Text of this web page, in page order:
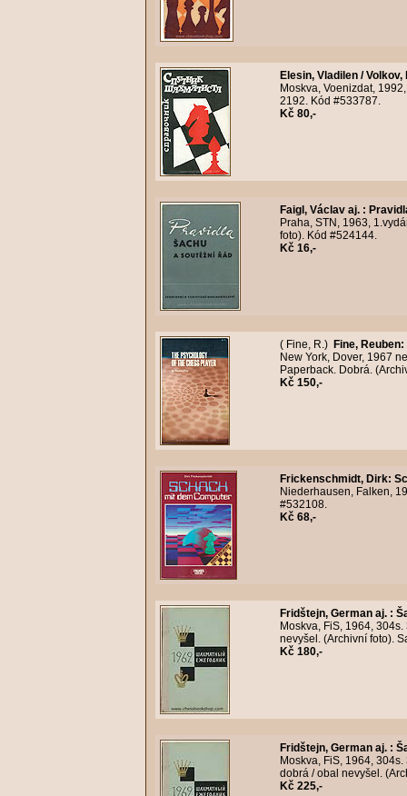
Elesin, Vladilen /
Moskva, Voenizdat,
2192. Kód #533787.
Kč 80,-
Faigl, Václav aj. :
Praha, STN, 1963,
foto). Kód #524144.
Kč 16,-
( Fine, R.) Fine, Reuben:
New York, Dover, 1967
Paperback. Dobrá.
Kč 150,-
Frickenschmidt, Dirk:
Niederhausen, Falken,
#532108.
Kč 68,-
Fridštejn, German aj. :
Moskva, FiS, 1964,
nevyšel. (Archivní foto).
Kč 180,-
Fridštejn, German aj. :
Moskva, FiS, 1964,
dobrá / obal nevyšel.
Kč 225,-